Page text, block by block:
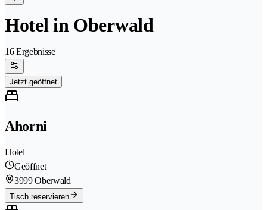
Hotel in Oberwald
16 Ergebnisse
Jetzt geöffnet
Ahorni
Hotel
Geöffnet
3999 Oberwald
Tisch reservieren